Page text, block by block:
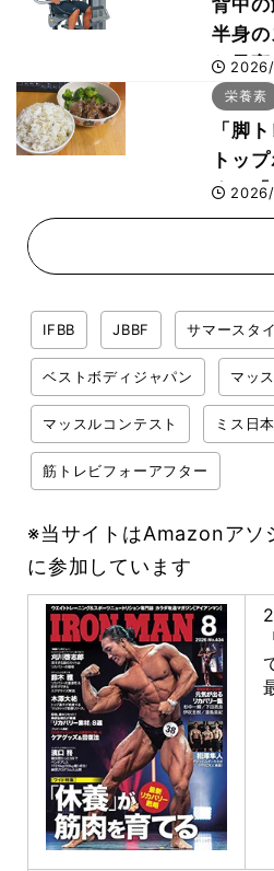
背中
半身
た最高
プルオ
栄養素
「脚
トッ
する「
回復
IFBB JBBF サマースタ
ベストボディジャパン マッ
マッスルコンテスト ミス日本
筋トレビフォーアフター
※当サイトはAmazonアソ
に参加しています